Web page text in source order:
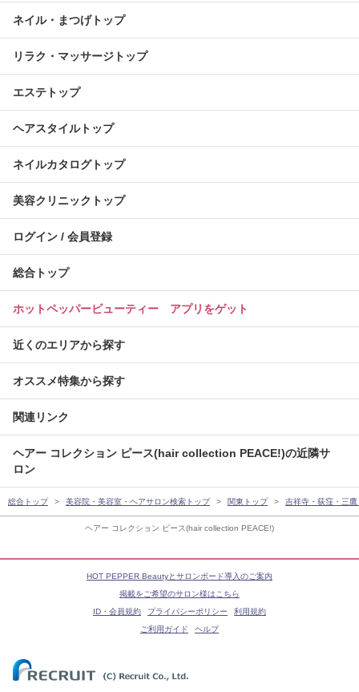
ヘアー コレクション ピース(hair collection PEACE!)
ネイル・まつげトップ
リラク・マッサージトップ
エステトップ
ヘアスタイルトップ
ネイルカタログトップ
美容クリニックトップ
ログイン / 会員登録
総合トップ
ホットペッパービューティー アプリをゲット
近くのエリアから探す
オススメ特集から探す
関連リンク
ヘアー コレクション ピース(hair collection PEACE!)の近隣サ
ロン
総合トップ 美容院・美容室・ヘアサロン検索トップ 関東トップ 吉祥寺・荻窪・三
HOT PEPPER Beautyとサロンボード導入のご案内
掲載をご希望のサロン様はこちら
ID・会員規約
プライバシーポリシー
利用規約
ご利用ガイド
ヘルプ